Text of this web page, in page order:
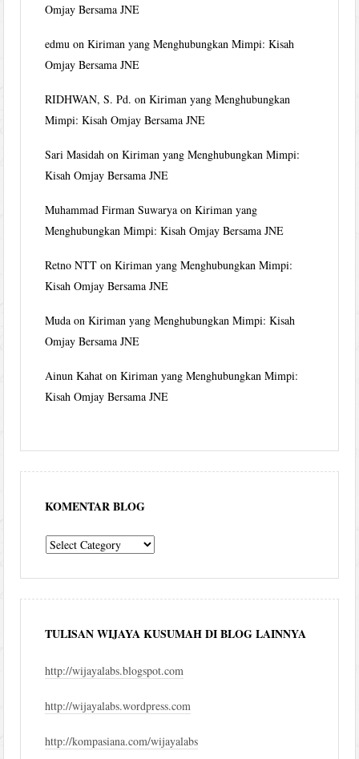
Omjay Bersama JNE
edmu onKiriman yang Menghubungkan Mimpi: Kisah
Omjay Bersama JNE
RIDHWAN, S. Pd. onKiriman yang Menghubungkan
Mimpi: Kisah Omjay Bersama JNE
Sari Masidah onKiriman yang Menghubungkan Mimpi:
Kisah Omjay Bersama JNE
Muhammad Firman Suwarya onKiriman yang
Menghubungkan Mimpi: Kisah Omjay Bersama JNE
Retno NTT onKiriman yang Menghubungkan Mimpi:
Kisah Omjay Bersama JNE
Muda onKiriman yang Menghubungkan Mimpi: Kisah
Omjay Bersama JNE
Ainun Kahat onKiriman yang Menghubungkan Mimpi:
Kisah Omjay Bersama JNE
KOMENTAR BLOG
komentar
TULISAN WIJAYA KUSUMAH DI BLOG LAINNYA
http://wijayalabs.blogspot.com
http://wijayalabs.wordpress.com
http://kompasiana.com/wijayalabs